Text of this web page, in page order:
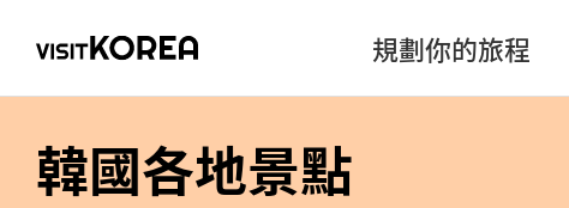
規劃你的旅程
韓國各地景點